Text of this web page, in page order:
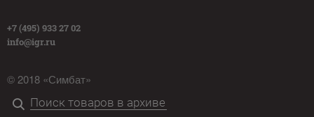
+7 (495) 933 27 02
info@igr.ru
© 2018 «Симбат»